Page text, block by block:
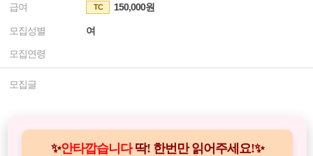
급여 TC 150,000원
모집성별 여
모집연령
모집글
✨안타깝습니다딱! 한번만 읽어주세요!✨